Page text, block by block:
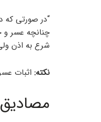
“در صورتی که
چنانچه عسر و
شرع به اذن
نکته: اثبات